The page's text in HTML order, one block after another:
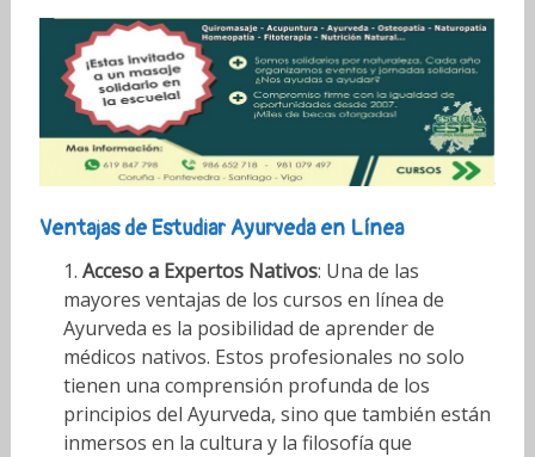
Ventajas de Estudiar Ayurveda en Línea
Acceso a Expertos Nativos: Una de las
mayores ventajas de los cursos en línea de
Ayurveda es la posibilidad de aprender de
médicos nativos. Estos profesionales no solo
tienen una comprensión profunda de los
principios del Ayurveda, sino que también están
inmersos en la cultura y la filosofía que